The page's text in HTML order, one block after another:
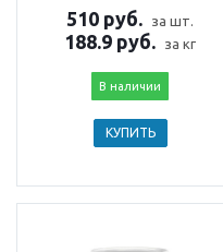
510 руб. за шт.
188.9 руб. за кг
В наличии
КУПИТЬ